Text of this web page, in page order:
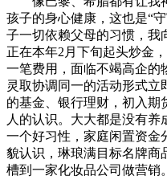
孩子的身心健康，这也是“
子一切依赖父母的习惯，我
正在本年2月下旬起头炒金
一笔费用，面临不竭高企的
灵取协调同一的活动形式立
的基金、银行理财，初入期
人的认识。大大都是没有养
一个好习性，家庭闲置资金
貌认识，琳琅满目标名牌商
槽到一家化妆品公司做营销。